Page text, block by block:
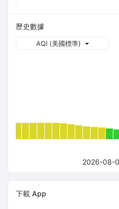
2026-08-
歷史數據
AQI (美國標準)
下載 App